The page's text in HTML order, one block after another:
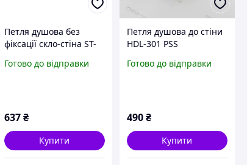
Петля душова без
фіксації скло-стіна ST-
Готово до відправки
637 ₴
Купити
Петля душова до стіни
HDL-301 PSS
сталь
Готово до відправки
490₴
Купити